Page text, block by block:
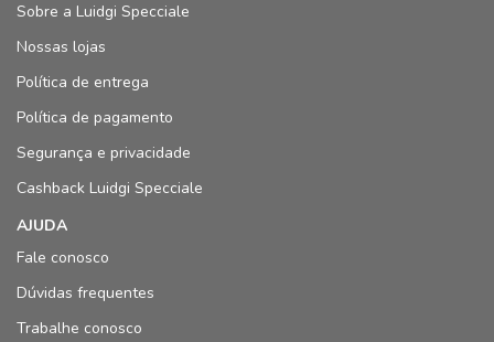
Sobre a Luidgi Specciale
Nossas lojas
Política de entrega
Política de pagamento
Segurança e privacidade
Cashback Luidgi Specciale
AJUDA
Fale conosco
Dúvidas frequentes
Trabalhe conosco